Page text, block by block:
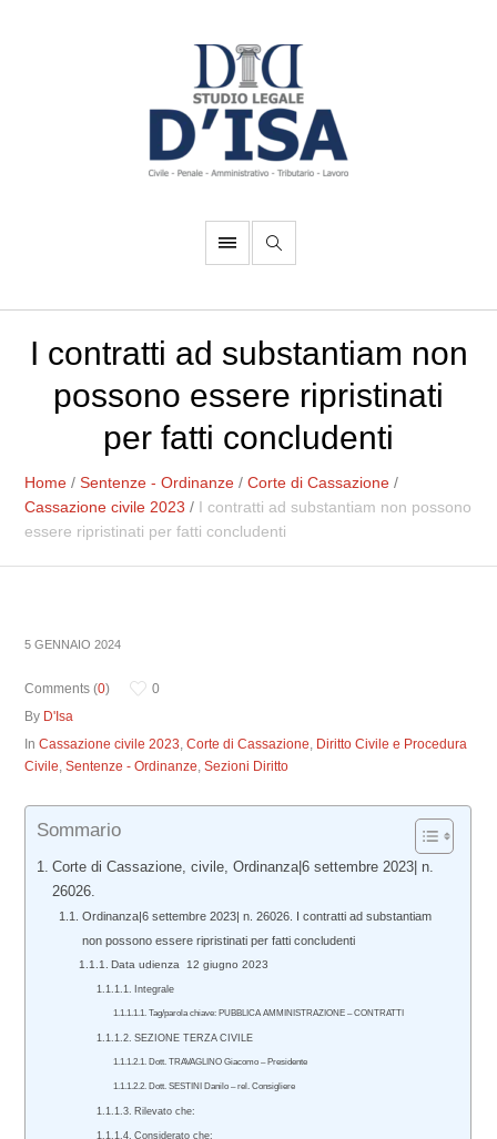
I contratti ad substantiam non
possono essere ripristinati
per fatti concludenti
Home /Sentenze - Ordinanze /Corte di Cassazione /
Cassazione civile 2023 / I contratti ad substantiam non possono
essere ripristinati per fatti concludenti
5 GENNAIO 2024
Comments (0)
0
By D'Isa
InCassazione civile 2023,Corte di Cassazione, Diritto Civile e Procedura
Civile,Sentenze - Ordinanze,Sezioni Diritto
Sommario
Corte di Cassazione, civile, Ordinanza|6 settembre 2023| n.
26026.
Ordinanza|6 settembre 2023| n. 26026. I contratti ad substantiam
non possono essere ripristinati per fatti concludenti
Data udienza 12 giugno 2023
Integrale
Tag/parola chiave: PUBBLICA AMMINISTRAZIONE – CONTRATTI
SEZIONE TERZA CIVILE
Dott. TRAVAGLINO Giacomo – Presidente
Dott. SESTINI Danilo – rel. Consigliere
Rilevato che:
Considerato che: